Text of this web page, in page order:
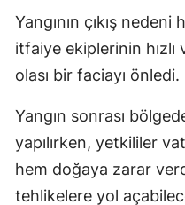
Yangının çıkış
itfaiye ekiplerinin hızlı
olası bir faciayı önledi.
Yangın sonrası
yapılırken, yetkililer
hem doğaya zarar
tehlikelere yol